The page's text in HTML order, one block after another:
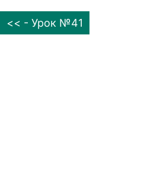
<< - Урок №41